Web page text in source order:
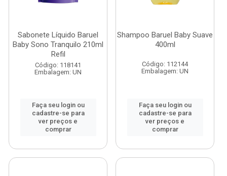
Sabonete Líquido Baruel
Baby Sono Tranquilo 210ml
Refil
Código: 118141
Embalagem: UN
Faça seu login ou
cadastre-se para
ver preços e
comprar
Shampoo Baruel Baby Suave
400ml
Código: 112144
Embalagem: UN
Faça seu login ou
cadastre-se para
ver preços e
comprar